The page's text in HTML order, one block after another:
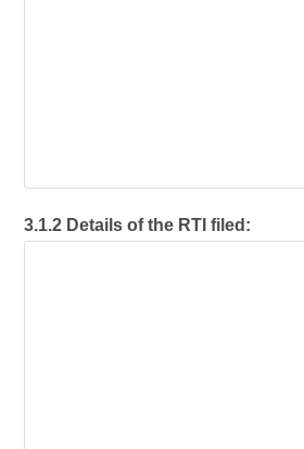
3.1.2 Details of the RTI filed: